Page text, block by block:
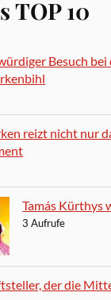
TOP 10
Besuch
reizt nicht nur
Tamás Kürthys
3 Aufrufe
der die